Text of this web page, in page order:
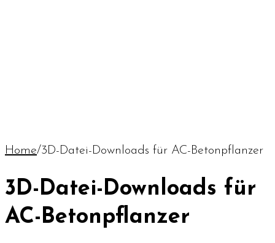
Home/3D-Datei-Downloads für AC-Betonpflanzer
3D-Datei-Downloads für
AC-Betonpflanzer